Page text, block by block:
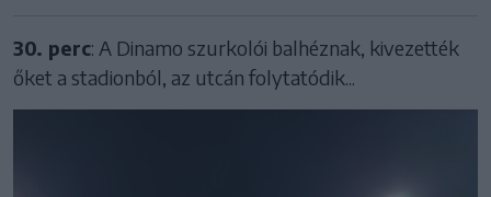
30. perc: A Dinamo szurkolói balhéznak, kivezették
őket a stadionból, az utcán folytatódik...